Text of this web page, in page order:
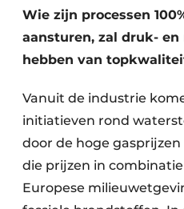
Wie zijn processen
aansturen, zal druk-
hebben van
Vanuit de industrie
initiatieven rond
door de hoge
die prijzen in
Europese